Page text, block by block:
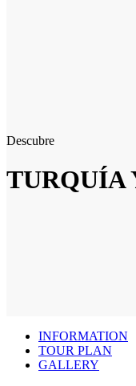
Descubre
TURQUÍA
INFORMATION
TOUR PLAN
GALLERY